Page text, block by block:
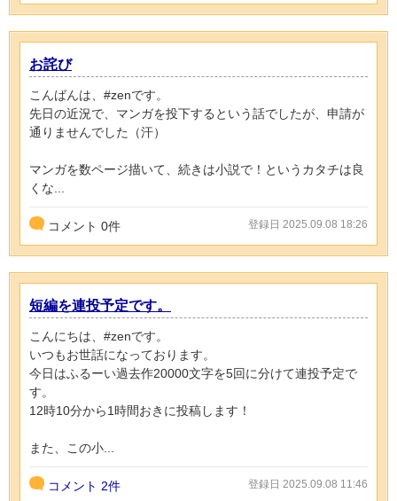
お詫び
こんばんは、#zenです。
先日の近況で、マンガを投下するという話でしたが、申請が
通りませんでした（汗）
マンガを数ページ描いて、続きは小説で！というカタチは良
くな...
コメント 0件 登録日 2025.09.08 18:26
短編を連投予定です。
こんにちは、#zenです。
いつもお世話になっております。
今日はふるーい過去作20000文字を5回に分けて連投予定で
す。
12時10分から1時間おきに投稿します！
また、この小...
コメント 2件 登録日 2025.09.08 11:46